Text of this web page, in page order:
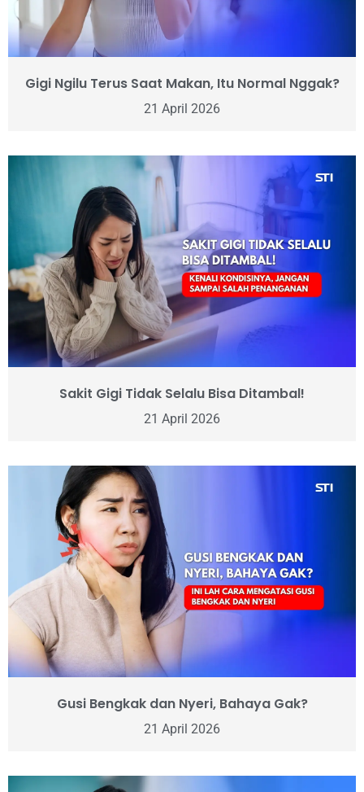
Gigi Ngilu Terus Saat Makan, Itu Normal Nggak?
21 April 2026
Sakit Gigi Tidak Selalu Bisa Ditambal!
21 April 2026
Gusi Bengkak dan Nyeri, Bahaya Gak?
21 April 2026